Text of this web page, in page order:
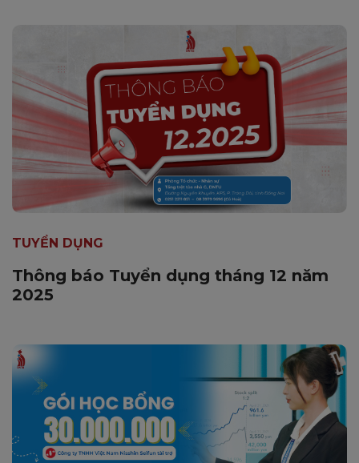
TUYỂN DỤNG
Thông báo Tuyển dụng tháng 12 năm
2025